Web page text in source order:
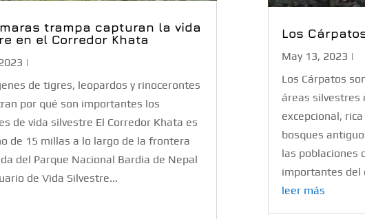
trampa capturan la vida
en el Corredor Khata
|
de tigres, leopardos y rinocerontes
por qué son importantes los
de vida silvestre El Corredor Khata es
de 15 millas a lo largo de la frontera
del Parque Nacional Bardia de Nepal
de Vida Silvestre...
Los
May 13, 2023 |
Los Cárpatos
áreas silvestres
excepcional,
bosques
las poblaciones
importantes del
leer más